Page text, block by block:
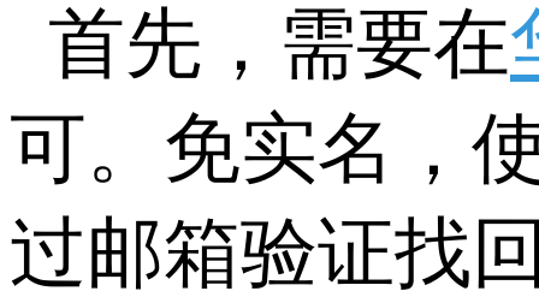
首先，需要在
可。免实名，
过邮箱验证找